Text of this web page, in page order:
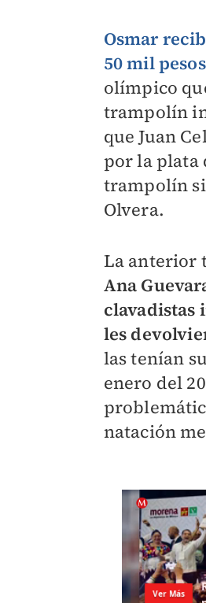
Osmar
50 mil pesos
olímpico
trampolín
que Juan
por la plata
trampolín
Olvera.
La anterior
Ana
clavadistas
les
las tenían
enero del
natación